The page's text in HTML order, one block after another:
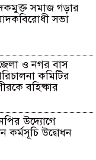
সমাজ গড়ার
সভা
ও নগর বাস
কমিটির
বহিষ্কার
উদ্যোগে
কর্মসূচি উদ্বোধন